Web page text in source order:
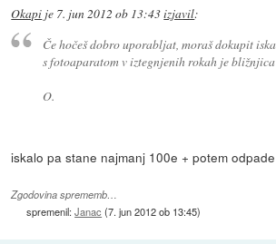
Okapi je 7. jun 2012 ob 13:43izjavil:
Če hočeš dobro uporabljat, moraš dokupit
s fotoaparatom v iztegnjenih rokah je bližnjica
O.
iskalo pa stane najmanj 100e + potem
Zgodovina sprememb…
spremenil:Janac (7. jun 2012 ob 13:45)